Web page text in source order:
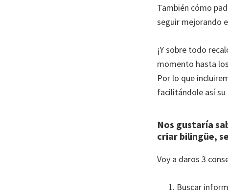
También cómo
seguir mejorando
¡Y sobre todo
momento hasta
Por lo que
facilitándole así su
Nos gustaría
criar bilingüe,
Voy a daros 3
Buscar